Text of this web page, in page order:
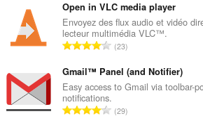
Open in VLC media player
Envoyez des flux audio et vidéo
lecteur multimédia VLC™.
N
m
b
r
e
23
Gmail™ Panel (and Notifier)
Easy access to Gmail via toolbar-
notifications.
N29